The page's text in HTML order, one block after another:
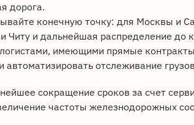
дорога.
конечную точку: для Москвы и
Читу и дальнейшая распределение до
имеющими прямые
автоматизировать отслеживание
сокращение сроков за счет
частоты железнодорожных